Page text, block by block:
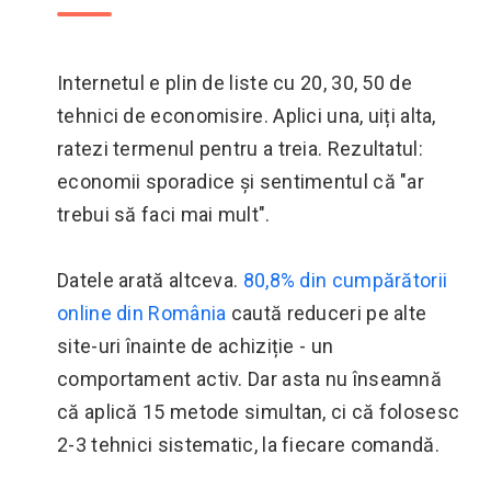
Internetul e plin de liste cu 20, 30, 50 de
tehnici de economisire. Aplici una, uiți alta,
ratezi termenul pentru a treia. Rezultatul:
economii sporadice și sentimentul că "ar
trebui să faci mai mult".
Datele arată altceva. 80,8% din cumpărătorii
online din România caută reduceri pe alte
site-uri înainte de achiziție - un
comportament activ. Dar asta nu înseamnă
că aplică 15 metode simultan, ci că folosesc
2-3 tehnici sistematic, la fiecare comandă.